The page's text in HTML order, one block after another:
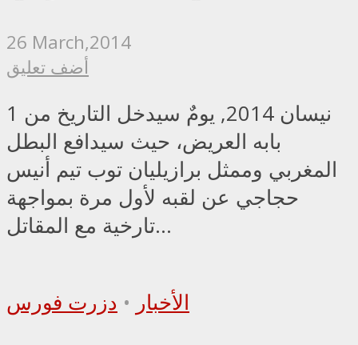
26 March,2014
أضف تعليق
1 نيسان 2014, يومٌ سيدخل التاريخ من
بابه العريض، حيث سيدافع البطل
المغربي وممثل برازيليان توب تيم أنيس
حجاجي عن لقبه لأول مرة بمواجهة
تارخية مع المقاتل...
الأخبار • دزرت فورس